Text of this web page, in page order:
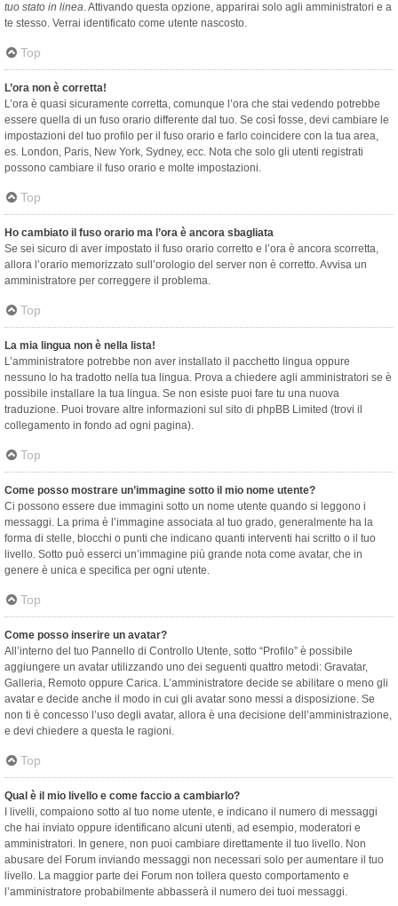
tuo stato in linea. Attivando questa opzione, apparirai solo agli amministratori e a
te stesso. Verrai identificato come utente nascosto.
Top
L’ora non è corretta!
L’ora è quasi sicuramente corretta, comunque l’ora che stai vedendo potrebbe
essere quella di un fuso orario differente dal tuo. Se così fosse, devi cambiare le
impostazioni del tuo profilo per il fuso orario e farlo coincidere con la tua area,
es. London, Paris, New York, Sydney, ecc. Nota che solo gli utenti registrati
possono cambiare il fuso orario e molte impostazioni.
Top
Ho cambiato il fuso orario ma l’ora è ancora sbagliata
Se sei sicuro di aver impostato il fuso orario corretto e l’ora è ancora scorretta,
allora l’orario memorizzato sull’orologio del server non è corretto. Avvisa un
amministratore per correggere il problema.
Top
La mia lingua non è nella lista!
L’amministratore potrebbe non aver installato il pacchetto lingua oppure
nessuno lo ha tradotto nella tua lingua. Prova a chiedere agli amministratori se è
possibile installare la tua lingua. Se non esiste puoi fare tu una nuova
traduzione. Puoi trovare altre informazioni sul sito di phpBB Limited (trovi il
collegamento in fondo ad ogni pagina).
Top
Come posso mostrare un’immagine sotto il mio nome utente?
Ci possono essere due immagini sotto un nome utente quando si leggono i
messaggi. La prima è l’immagine associata al tuo grado, generalmente ha la
forma di stelle, blocchi o punti che indicano quanti interventi hai scritto o il tuo
livello. Sotto può esserci un’immagine più grande nota come avatar, che in
genere è unica e specifica per ogni utente.
Top
Come posso inserire un avatar?
All’interno del tuo Pannello di Controllo Utente, sotto “Profilo” è possibile
aggiungere un avatar utilizzando uno dei seguenti quattro metodi: Gravatar,
Galleria, Remoto oppure Carica. L’amministratore decide se abilitare o meno gli
avatar e decide anche il modo in cui gli avatar sono messi a disposizione. Se
non ti è concesso l’uso degli avatar, allora è una decisione dell’amministrazione,
e devi chiedere a questa le ragioni.
Top
Qual è il mio livello e come faccio a cambiarlo?
I livelli, compaiono sotto al tuo nome utente, e indicano il numero di messaggi
che hai inviato oppure identificano alcuni utenti, ad esempio, moderatori e
amministratori. In genere, non puoi cambiare direttamente il tuo livello. Non
abusare del Forum inviando messaggi non necessari solo per aumentare il tuo
livello. La maggior parte dei Forum non tollera questo comportamento e
l’amministratore probabilmente abbasserà il numero dei tuoi messaggi.